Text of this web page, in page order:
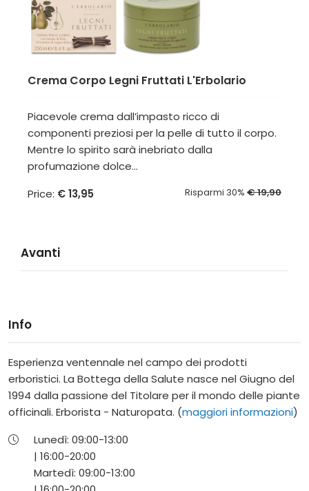
Crema Corpo Legni Fruttati L'Erbolario
Piacevole crema dall’impasto ricco di
componenti preziosi per la pelle di tutto il corpo.
Mentre lo spirito sarà inebriato dalla
profumazione dolce...
Price: € 13,95 Risparmi 30% € 19,90
Avanti
Info
Esperienza ventennale nel campo dei prodotti
erboristici. La Bottega della Salute nasce nel Giugno del
1994 dalla passione del Titolare per il mondo delle piante
officinali. Erborista - Naturopata. (maggiori informazioni)
Lunedì:09:00-13:00
|16:00-20:00
Martedì:09:00-13:00